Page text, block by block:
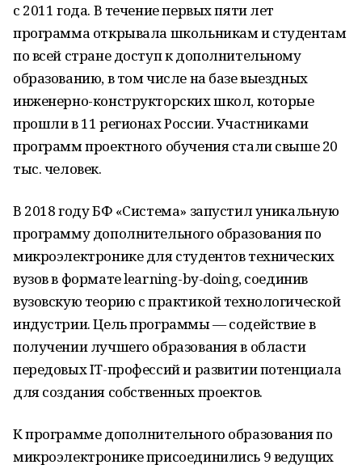
с 2011 года. В течение первых пяти лет
программа открывала школьникам и студентам
по всей стране доступ к дополнительному
образованию, в том числе на базе выездных
инженерно-конструкторских школ, которые
прошли в 11 регионах России. Участниками
программ проектного обучения стали свыше 20
тыс. человек.
В 2018 году БФ «Система» запустил уникальную
программу дополнительного образования по
микроэлектронике для студентов технических
вузов в формате learning-by-doing, соединив
вузовскую теорию с практикой технологической
индустрии. Цель программы — содействие в
получении лучшего образования в области
передовых IT-профессий и развитии потенциала
для создания собственных проектов.
К программе дополнительного образования по
микроэлектронике присоединились 9 ведущих